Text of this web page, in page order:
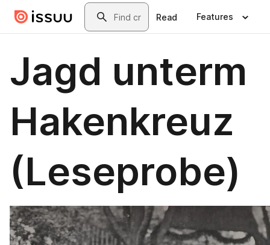
Skip to main contentSearch
Read Features
Jagd unterm
Hakenkreuz
(Leseprobe)